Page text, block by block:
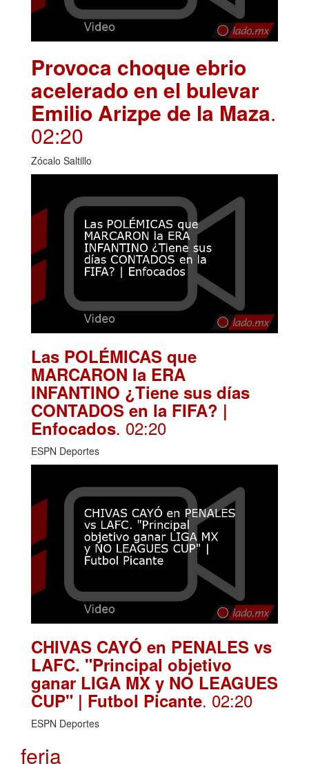
Provoca choque ebrio
acelerado en el bulevar
Emilio Arizpe de la Maza.
02:20
Zócalo Saltillo
Las POLÉMICAS que
MARCARON la ERA
INFANTINO ¿Tiene sus días
CONTADOS en la FIFA? |
Enfocados. 02:20
ESPN Deportes
CHIVAS CAYÓ en PENALES vs
LAFC. "Principal objetivo
ganar LIGA MX y NO LEAGUES
CUP" | Futbol Picante. 02:20
ESPN Deportes
feria